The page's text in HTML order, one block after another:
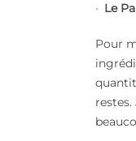
Le
Pour